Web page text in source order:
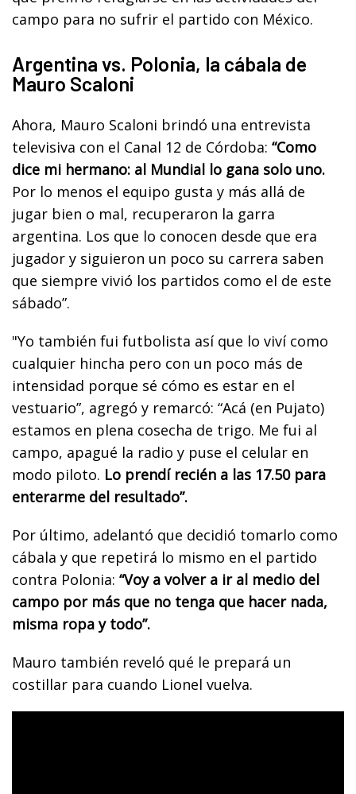
campo para no sufrir el partido con México.
Argentina vs. Polonia, la cábala de
Mauro Scaloni
Ahora, Mauro Scaloni brindó una entrevista
televisiva con el Canal 12 de Córdoba: “Como
dice mi hermano: al Mundial lo gana solo uno.
Por lo menos el equipo gusta y más allá de
jugar bien o mal, recuperaron la garra
argentina. Los que lo conocen desde que era
jugador y siguieron un poco su carrera saben
que siempre vivió los partidos como el de este
sábado”.
"Yo también fui futbolista así que lo viví como
cualquier hincha pero con un poco más de
intensidad porque sé cómo es estar en el
vestuario”, agregó y remarcó: “Acá (en Pujato)
estamos en plena cosecha de trigo. Me fui al
campo, apagué la radio y puse el celular en
modo piloto. Lo prendí recién a las 17.50 para
enterarme del resultado”.
Por último, adelantó que decidió tomarlo como
cábala y que repetirá lo mismo en el partido
contra Polonia: “Voy a volver a ir al medio del
campo por más que no tenga que hacer nada,
misma ropa y todo”.
Mauro también reveló qué le prepará un
costillar para cuando Lionel vuelva.